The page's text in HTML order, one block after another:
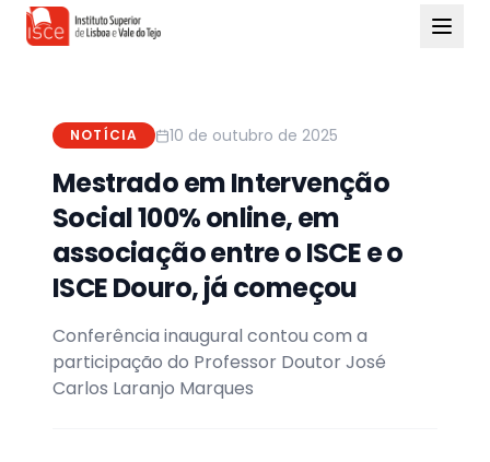
NOTÍCIA 10 de outubro de 2025
Mestrado em Intervenção
Social 100% online, em
associação entre o ISCE e o
ISCE Douro, já começou
Conferência inaugural contou com a
participação do Professor Doutor José
Carlos Laranjo Marques